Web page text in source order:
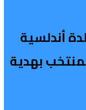
أندلسية
بهدية